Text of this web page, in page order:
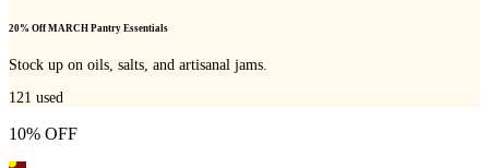
20% Off MARCH Pantry Essentials
Stock up on oils, salts, and artisanal jams.
121 used
10% OFF